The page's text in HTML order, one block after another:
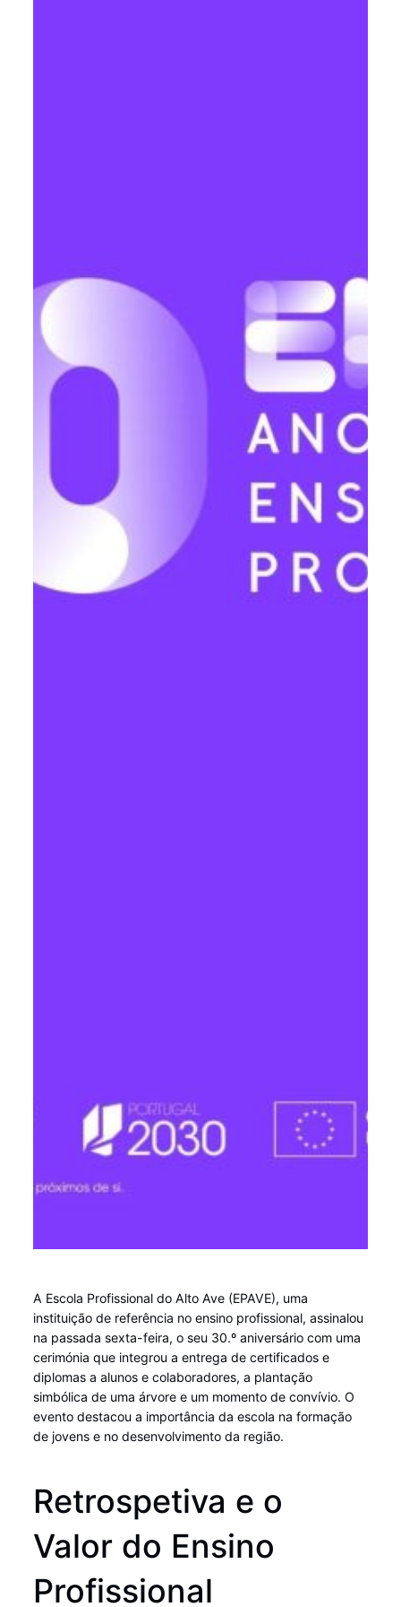
A Escola Profissional do Alto Ave (EPAVE), uma
instituição de referência no ensino profissional, assinalou
na passada sexta-feira, o seu 30.º aniversário com uma
cerimónia que integrou a entrega de certificados e
diplomas a alunos e colaboradores, a plantação
simbólica de uma árvore e um momento de convívio. O
evento destacou a importância da escola na formação
de jovens e no desenvolvimento da região.
Retrospetiva e o
Valor do Ensino
Profissional